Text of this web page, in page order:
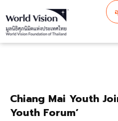
Chiang Mai Youth
Youth Forum’